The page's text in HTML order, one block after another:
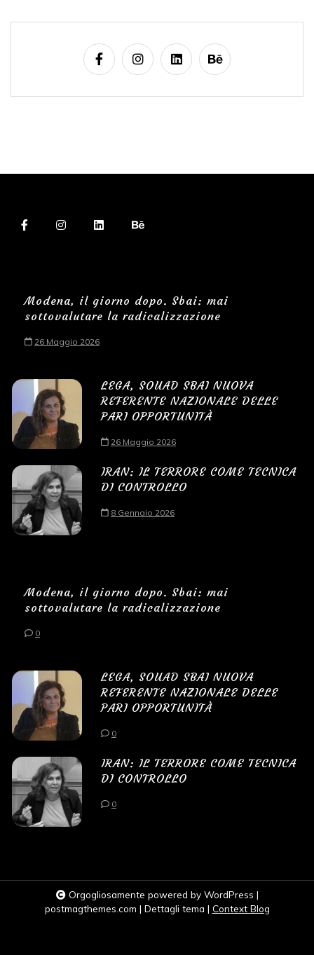
Modena, il giorno dopo. Sbai: mai
sottovalutare la radicalizzazione
26 Maggio 2026
LEGA, SOUAD SBAI NUOVA
REFERENTE NAZIONALE DELLE
PARI OPPORTUNITÀ
26 Maggio 2026
IRAN: IL TERRORE COME TECNICA
DI CONTROLLO
8 Gennaio 2026
Modena, il giorno dopo. Sbai: mai
sottovalutare la radicalizzazione
0
LEGA, SOUAD SBAI NUOVA
REFERENTE NAZIONALE DELLE
PARI OPPORTUNITÀ
0
IRAN: IL TERRORE COME TECNICA
DI CONTROLLO
0
Orgogliosamente powered by WordPress |
postmagthemes.com | Dettagli tema | Context Blog